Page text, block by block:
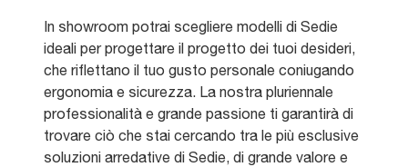
In showroom potrai scegliere modelli di Sedie
ideali per progettare il progetto dei tuoi desideri,
che riflettano il tuo gusto personale coniugando
ergonomia e sicurezza. La nostra pluriennale
professionalità e grande passione ti garantirà di
trovare ciò che stai cercando tra le più esclusive
soluzioni arredative di Sedie, di grande valore e